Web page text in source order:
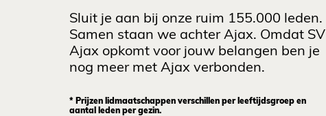
Sluit je aan bij onze ruim 155.000 leden.
Samen staan we achter Ajax. Omdat SV
Ajax opkomt voor jouw belangen ben je
nog meer met Ajax verbonden.
* Prijzen lidmaatschappen verschillen per leeftijdsgroep en
aantal leden per gezin.